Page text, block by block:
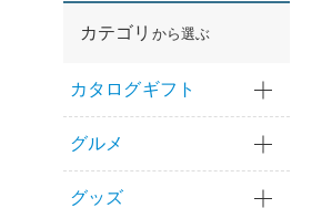
カテゴリ から選ぶ
カタログギフト
グルメ
グッズ